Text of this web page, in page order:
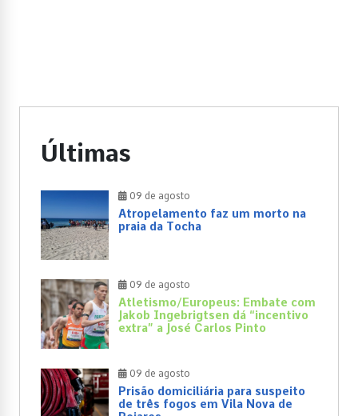
Últimas
09 de agosto
Atropelamento faz um morto na
praia da Tocha
09 de agosto
Atletismo/Europeus: Embate com
Jakob Ingebrigtsen dá “incentivo
extra” a José Carlos Pinto
09 de agosto
Prisão domiciliária para suspeito
de três fogos em Vila Nova de